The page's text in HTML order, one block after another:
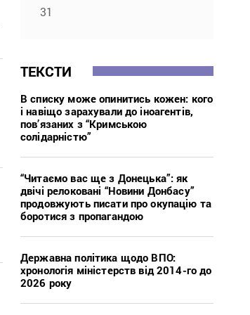
31
ТЕКСТИ
В списку може опинитись кожен: кого
і навіщо зарахували до іноагентів,
пов’язаних з “Кримською
солідарністю”
“Читаємо вас ще з Донецька”: як
двічі релоковані “Новини Донбасу”
продовжують писати про окупацію та
боротися з пропагандою
Державна політика щодо ВПО:
хронологія міністерств від 2014-го до
2026 року